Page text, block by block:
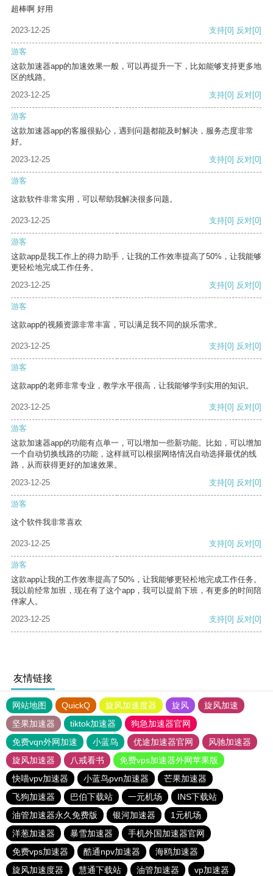
超棒啊 好用
2023-12-25 支持[0] 反对[0]
游客
这款加速器app的加速效果一般，可以再提升一下，比如能够支持更多地
区的线路。
2023-12-25
支持[0] 反对[0]
游客
这款加速器app的客服很贴心，遇到问题都能及时解决，服务态度非常
好。
2023-12-25
支持[0] 反对[0]
游客
这款软件非常实用，可以帮助我解决很多问题。
2023-12-25 支持[0] 反对[0]
游客
这款app是我工作上的得力助手，让我的工作效率提高了50%，让我能够
更轻松地完成工作任务。
2023-12-25
支持[0] 反对[0]
游客
这款app的视频资源非常丰富，可以满足我不同的娱乐需求。
2023-12-25 支持[0] 反对[0]
游客
这款app的老师非常专业，教学水平很高，让我能够学到实用的知识。
2023-12-25 支持[0] 反对[0]
游客
这款加速器app的功能有点单一，可以增加一些新功能。比如，可以增加
一个自动切换线路的功能，这样就可以根据网络情况自动选择最优的线
路，从而获得更好的加速效果。
2023-12-25
支持[0] 反对[0]
游客
这个软件我非常喜欢
2023-12-25 支持[0] 反对[0]
游客
这款app让我的工作效率提高了50%，让我能够更轻松地完成工作任务。
我以前经常加班，现在有了这个app，我可以提前下班，有更多的时间陪
伴家人。
2023-12-25
支持[0] 反对[0]
友情链接
网站地图 QuickQ 旋风加速度器 旋风
旋风加速
坚果加速器
tiktok加速器
狗急加速器官网
免费vqn外网加速
小蓝鸟 优途加速器官网
风驰加速器
旋风加速器
八戒看书
免费vps加速器外网苹果版
快喵vpv加速器
小蓝鸟pvn加速器
芒果加速器
飞狗加速器
巴伯下载站 一元机场
INS下载站
油管加速器永久免费版
银河加速器
1元机场
洋葱加速器
暴雪加速器
手机外国加速器官网
免费vps加速器
酷通npv加速器
海鸥加速器
旋风加速度器
慧通下载站 油管加速器 vp加速器